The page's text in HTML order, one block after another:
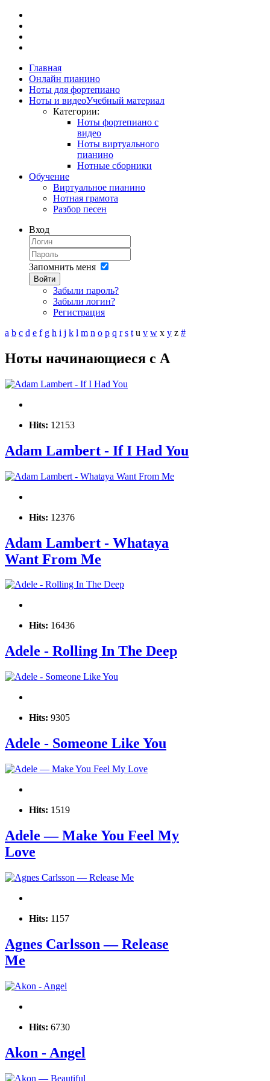
Главная
Онлайн пианино
Ноты для фортепиано
Ноты и видеоУчебный материал
Категории:
Ноты фортепиано с
видео
Ноты виртуального
пианино
Нотные сборники
Обучение
Виртуальное пианино
Нотная грамота
Разбор песен
Вход
Запомнить меня
Войти
Забыли пароль?
Забыли логин?
Регистрация
a b c d e f g h i j k l m n o p q r s t u v w x y z #
Ноты начинающиеся с A
Hits: 12153
Adam Lambert - If I Had You
Hits: 12376
Adam Lambert - Whataya
Want From Me
Hits: 16436
Adele - Rolling In The Deep
Hits: 9305
Adele - Someone Like You
Hits: 1519
Adele — Make You Feel My
Love
Hits: 1157
Agnes Carlsson — Release
Me
Hits: 6730
Akon - Angel